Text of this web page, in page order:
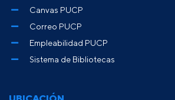
Canvas PUCP
Correo PUCP
Empleabilidad PUCP
Sistema de Bibliotecas